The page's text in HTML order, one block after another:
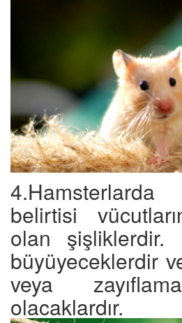
belirtisi
olan şişliklerdir.
büyüyeceklerdir
veya
olacaklardır.